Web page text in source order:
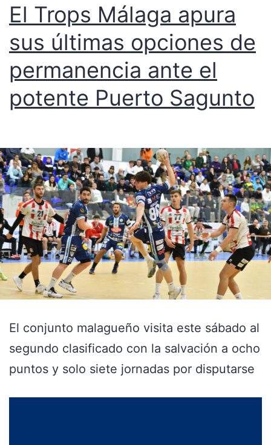
El Trops Málaga apura
sus últimas opciones de
permanencia ante el
potente Puerto Sagunto
El conjunto malagueño visita este sábado al
segundo clasificado con la salvación a ocho
puntos y solo siete jornadas por disputarse